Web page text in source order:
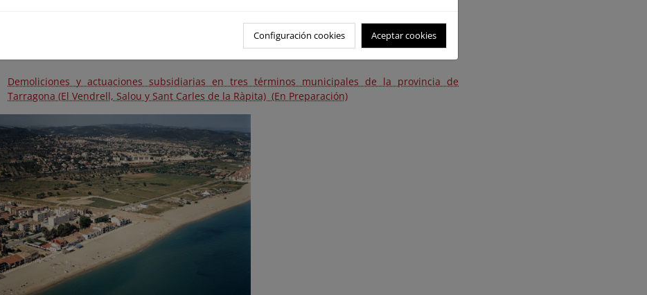
Demoliciones y actuaciones subsidiarias en tres términos municipales de la provincia de
Tarragona (El Vendrell, Salou y Sant Carles de la Ràpita) (En Preparación)
Configuración cookies Aceptar cookies